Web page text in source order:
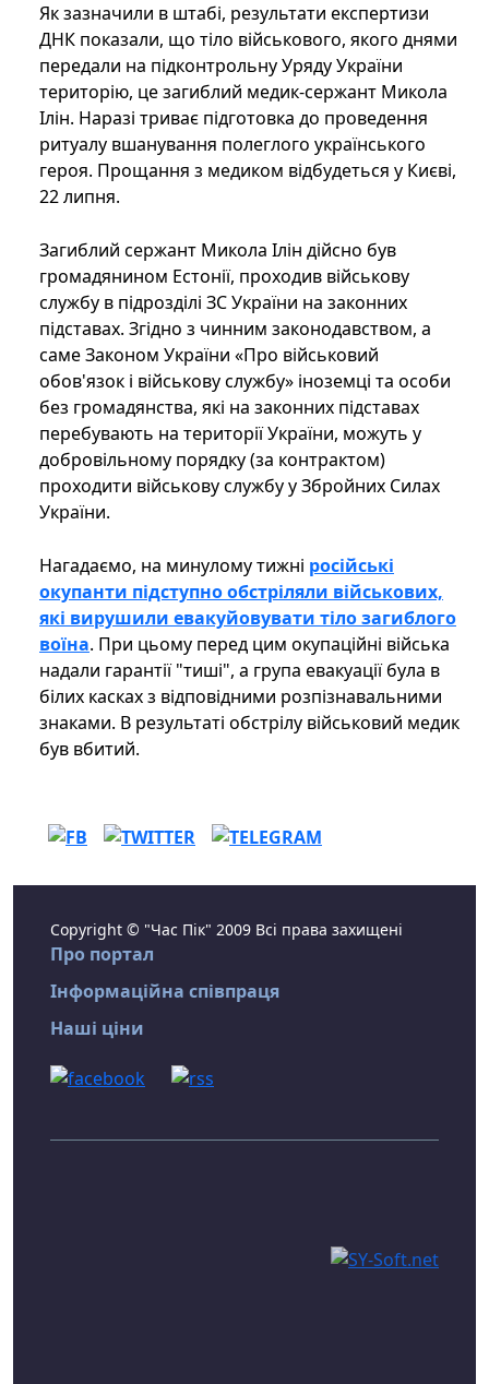
Як зазначили в штабі, результати експертизи
ДНК показали, що тіло військового, якого днями
передали на підконтрольну Уряду України
територію, це загиблий медик-сержант Микола
Ілін. Наразі триває підготовка до проведення
ритуалу вшанування полеглого українського
героя. Прощання з медиком відбудеться у Києві,
22 липня.
Загиблий сержант Микола Ілін дійсно був
громадянином Естонії, проходив військову
службу в підрозділі ЗС України на законних
підставах. Згідно з чинним законодавством, а
саме Законом України «Про військовий
обов'язок і військову службу» іноземці та особи
без громадянства, які на законних підставах
перебувають на території України, можуть у
добровільному порядку (за контрактом)
проходити військову службу у Збройних Силах
України.
Нагадаємо, на минулому тижні російські
окупанти підступно обстріляли військових,
які вирушили евакуйовувати тіло загиблого
воїна. При цьому перед цим окупаційні війська
надали гарантії "тиші", а група евакуації була в
білих касках з відповідними розпізнавальними
знаками. В результаті обстрілу військовий медик
був вбитий.
Copyright © "Час Пік" 2009 Всі права захищені
Про портал
Інформаційна співпраця
Наші ціни